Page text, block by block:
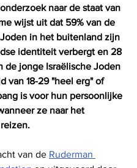
naar de staat van
wijst uit dat 59% van de
in het buitenland zijn
identiteit verbergt en 28
de jonge Israëlische Joden
van 18-29 "heel erg" of
is voor hun persoonlijke
ze naar het
van de Ruderman